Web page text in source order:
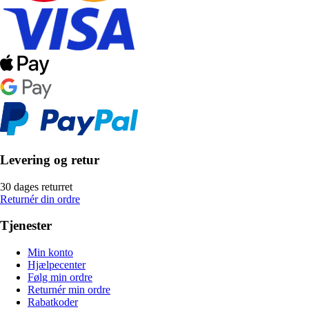
Levering og retur
30 dages returret
Returnér din ordre
Tjenester
Min konto
Hjælpecenter
Følg min ordre
Returnér min ordre
Rabatkoder